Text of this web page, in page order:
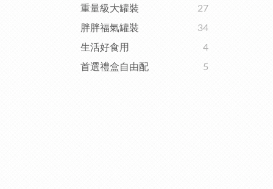
重量級大罐裝
27
胖胖福氣罐裝
34
生活好食用
4
首選禮盒自由配
5